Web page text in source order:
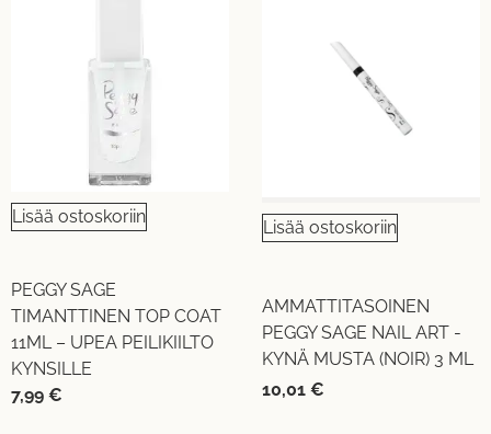
Lisää ostoskoriin
PEGGY SAGE
TIMANTTINEN TOP COAT
11ML – UPEA PEILIKIILTO
KYNSILLE
7,99 €
Lisää ostoskoriin
AMMATTITASOINEN
PEGGY SAGE NAIL ART -
KYNÄ MUSTA (NOIR) 3 ML
10,01 €